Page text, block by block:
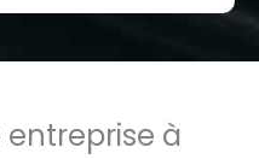
entreprise à